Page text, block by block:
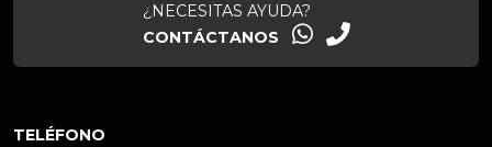
¿NECESITAS AYUDA?
CONTÁCTANOS
TELÉFONO